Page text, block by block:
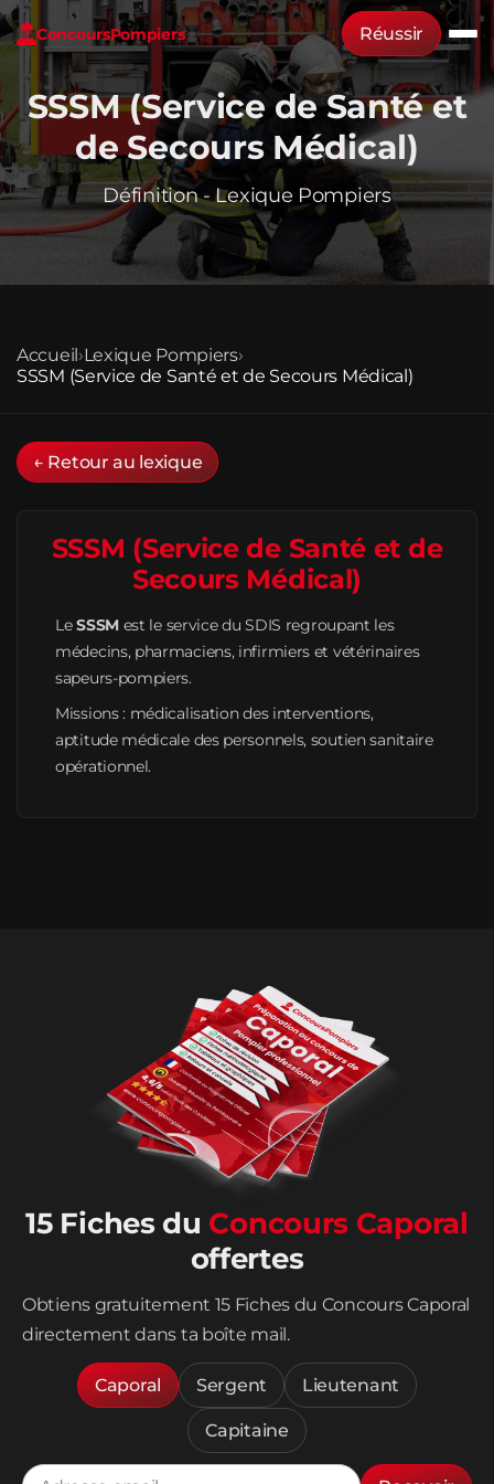
ConcoursPompiers Réussir
SSSM (Service de Santé et
de Secours Médical)
Définition - Lexique Pompiers
Accueil›Lexique Pompiers›
SSSM (Service de Santé et de Secours Médical)
← Retour au lexique
SSSM (Service de Santé et de
Secours Médical)
LeSSSMest le service du SDIS regroupant les
médecins, pharmaciens, infirmiers et vétérinaires
sapeurs-pompiers.
Missions : médicalisation des interventions,
aptitude médicale des personnels, soutien sanitaire
opérationnel.
15 Fiches du Concours Caporal
offertes
Obtiens gratuitement 15 Fiches du Concours Caporal
directement dans ta boîte mail.
Caporal Sergent Lieutenant
Capitaine